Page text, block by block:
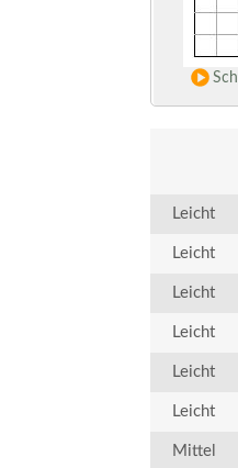
Leicht
Leicht
Leicht
Leicht
Leicht
Leicht
Mittel